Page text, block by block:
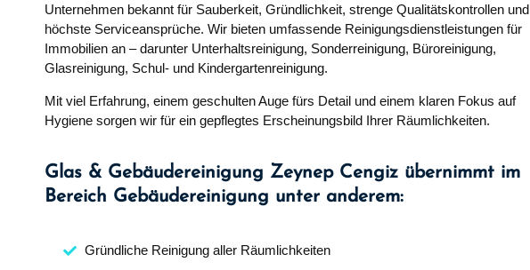
Unternehmen bekannt für Sauberkeit, Gründlichkeit, strenge Qualitätskontrollen und
höchste Serviceansprüche. Wir bieten umfassende Reinigungsdienstleistungen für
Immobilien an – darunter Unterhaltsreinigung, Sonderreinigung, Büroreinigung,
Glasreinigung, Schul- und Kindergartenreinigung.
Mit viel Erfahrung, einem geschulten Auge fürs Detail und einem klaren Fokus auf
Hygiene sorgen wir für ein gepflegtes Erscheinungsbild Ihrer Räumlichkeiten.
Glas & Gebäudereinigung Zeynep Cengiz übernimmt im
Bereich Gebäudereinigung unter anderem:
Gründliche Reinigung aller Räumlichkeiten